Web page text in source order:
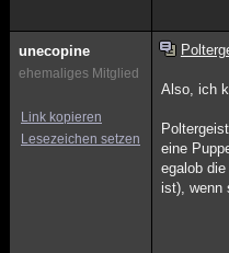
unecopine
ehemaliges Mitglied
Link kopieren
Lesezeichen setzen
Also, ich
eine
egalob
ist), wenn